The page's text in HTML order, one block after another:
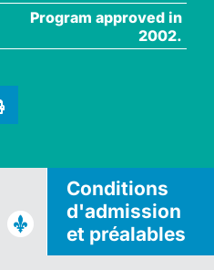
Program approved in
2002.
Conditions
d'admission
et préalables